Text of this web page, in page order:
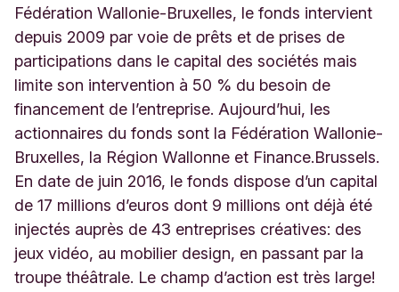
Fédération Wallonie-Bruxelles, le fonds intervient
depuis 2009 par voie de prêts et de prises de
participations dans le capital des sociétés mais
limite son intervention à 50 % du besoin de
financement de l’entreprise. Aujourd’hui, les
actionnaires du fonds sont la Fédération Wallonie-
Bruxelles, la Région Wallonne et Finance.Brussels.
En date de juin 2016, le fonds dispose d’un capital
de 17 millions d’euros dont 9 millions ont déjà été
injectés auprès de 43 entreprises créatives: des
jeux vidéo, au mobilier design, en passant par la
troupe théâtrale. Le champ d’action est très large!